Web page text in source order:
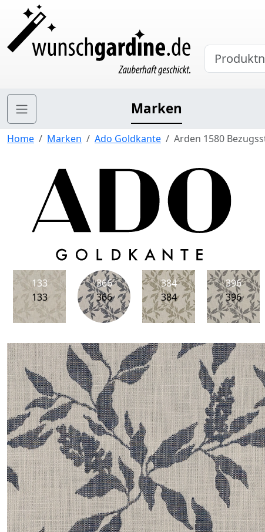
Marken
Home Marken Ado Goldkante Arden 1580
133
133
366
366
384
384
396
396